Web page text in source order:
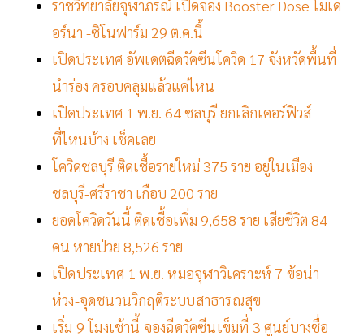
ราชวิทยาลัยจุฬาภรณ์ เปิดจอง Booster Dose โมเด
อร์นา -ซิโนฟาร์ม 29 ต.ค.นี้
เปิดประเทศ อัพเดตฉีดวัคซีนโควิด 17 จังหวัดพื้นที่
นำร่อง ครอบคลุมแล้วแค่ไหน
เปิดประเทศ 1 พ.ย. 64 ชลบุรี ยกเลิกเคอร์ฟิวส์
ที่ไหนบ้าง เช็คเลย
โควิดชลบุรี ติดเชื้อรายใหม่ 375 ราย อยู่ในเมือง
ชลบุรี-ศรีราชา เกือบ 200 ราย
ยอดโควิดวันนี้ ติดเชื้อเพิ่ม 9,658 ราย เสียชีวิต 84
คน หายป่วย 8,526 ราย
เปิดประเทศ 1 พ.ย. หมอจุฬาวิเคราะห์ 7 ข้อน่า
ห่วง-จุดชนวนวิกฤติระบบสาธารณสุข
เริ่ม 9 โมงเช้านี้ จองฉีดวัคซีนเข็มที่ 3 ศูนย์บางซื่อ